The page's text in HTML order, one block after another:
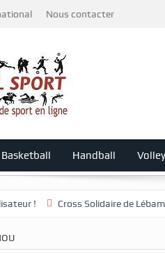
Nous contacter
Basketball Handball
Cross Solidaire de Lébamba/